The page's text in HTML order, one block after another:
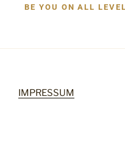
BE YOU ON ALL
IMPRESSUM